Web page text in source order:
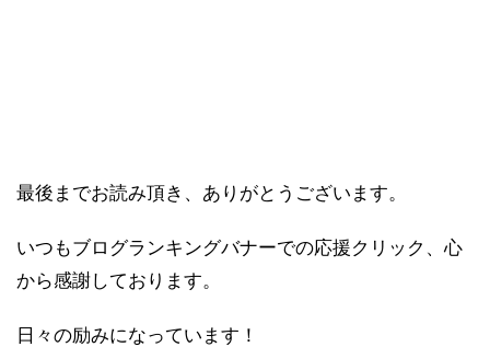
最後までお読み頂き、ありがとうございます。
いつもブログランキングバナーでの応援クリック、心
から感謝しております。
日々の励みになっています！